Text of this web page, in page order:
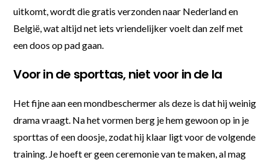
uitkomt, wordt die gratis verzonden naar Nederland en
België, wat altijd net iets vriendelijker voelt dan zelf met
een doos op pad gaan.
Voor in de sporttas, niet voor in de la
Het fijne aan een mondbeschermer als deze is dat hij weinig
drama vraagt. Na het vormen berg je hem gewoon op in je
sporttas of een doosje, zodat hij klaar ligt voor de volgende
training. Je hoeft er geen ceremonie van te maken, al mag